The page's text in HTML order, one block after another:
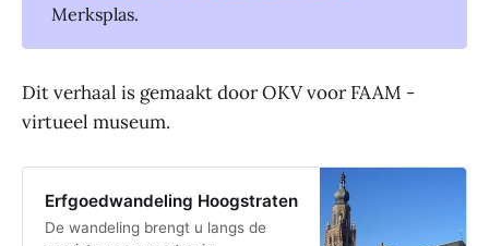
Merksplas.
Dit verhaal is gemaakt door OKV voor FAAM -
virtueel museum.
Erfgoedwandeling Hoogstraten
De wandeling brengt u langs de